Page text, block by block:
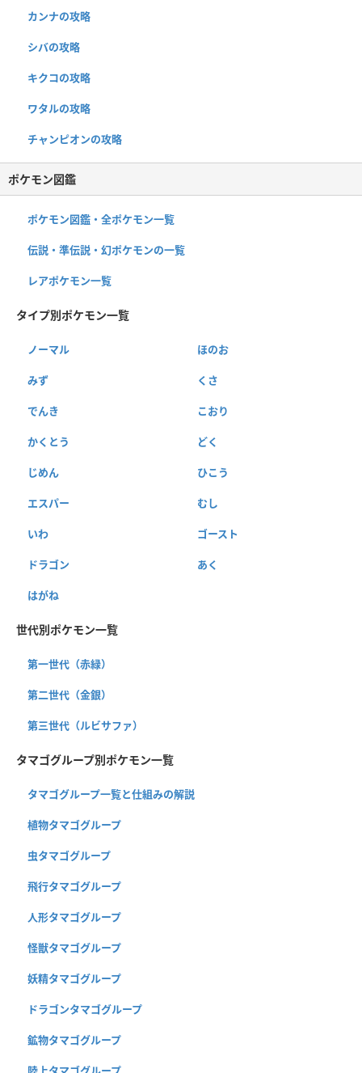
カンナの攻略
シバの攻略
キクコの攻略
ワタルの攻略
チャンピオンの攻略
ポケモン図鑑
ポケモン図鑑・全ポケモン一覧
伝説・準伝説・幻ポケモンの一覧
レアポケモン一覧
タイプ別ポケモン一覧
ノーマル ほのお
みず くさ
でんき こおり
かくとう どく
じめん ひこう
エスパー むし
いわ ゴースト
ドラゴン あく
はがね
世代別ポケモン一覧
第一世代（赤緑）
第二世代（金銀）
第三世代（ルビサファ）
タマゴグループ別ポケモン一覧
タマゴグループ一覧と仕組みの解説
植物タマゴグループ
虫タマゴグループ
飛行タマゴグループ
人形タマゴグループ
怪獣タマゴグループ
妖精タマゴグループ
ドラゴンタマゴグループ
鉱物タマゴグループ